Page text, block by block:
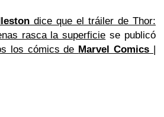
dice que el tráiler de Thor:
rasca la superficie se publicó
los cómics de Marvel Comics |